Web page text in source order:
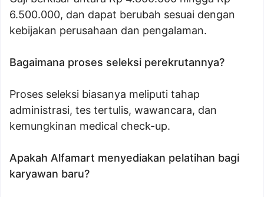
6.500.000, dan dapat berubah sesuai dengan
kebijakan perusahaan dan pengalaman.
Bagaimana proses seleksi perekrutannya?
Proses seleksi biasanya meliputi tahap
administrasi, tes tertulis, wawancara, dan
kemungkinan medical check-up.
Apakah Alfamart menyediakan pelatihan bagi
karyawan baru?